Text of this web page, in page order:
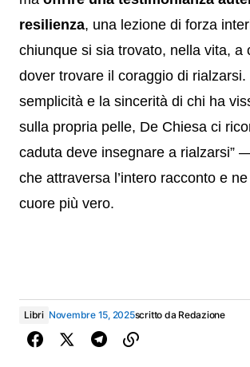
resilienza, una lezione di forza
chiunque si sia trovato, nella vita, a
dover trovare il coraggio di rialzarsi.
semplicità e la sincerità di chi ha
sulla propria pelle, De Chiesa ci
caduta deve insegnare a rialzarsi”
che attraversa l’intero racconto e
cuore più vero.
Libri Novembre 15, 2025scritto da Redazione